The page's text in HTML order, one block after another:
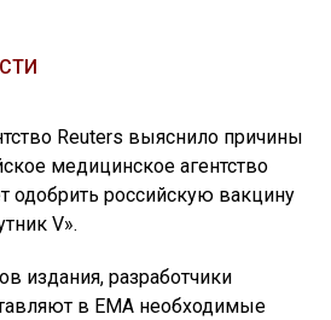
Reuters выяснило причины
медицинское агентство
российскую вакцину
V».
издания, разработчики
в ЕМА необходимые